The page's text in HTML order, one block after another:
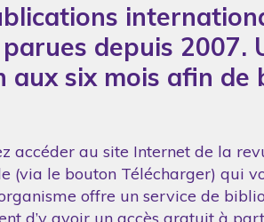
SYNTHÈSE DES RAPPORTS ANNUELS
FORMATIONS
depuis 2007.
six mois afin
au site Internet de la
(via le bouton Télécharger) qui
offre un service de